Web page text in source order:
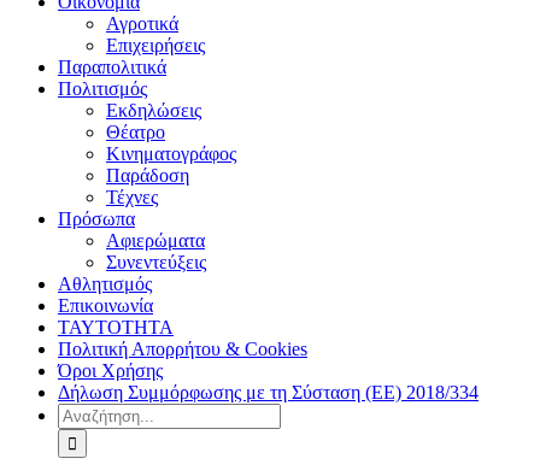
Αγροτικά
Επιχειρήσεις
Παραπολιτικά
Πολιτισμός
Εκδηλώσεις
Θέατρο
Κινηματογράφος
Παράδοση
Τέχνες
Πρόσωπα
Αφιερώματα
Συνεντεύξεις
Αθλητισμός
Επικοινωνία
ΤΑΥΤΟΤΗΤΑ
Πολιτική Απορρήτου & Cookies
Όροι Χρήσης
Δήλωση Συμμόρφωσης με τη Σύσταση (ΕΕ) 2018/334
Αναζήτηση
για: